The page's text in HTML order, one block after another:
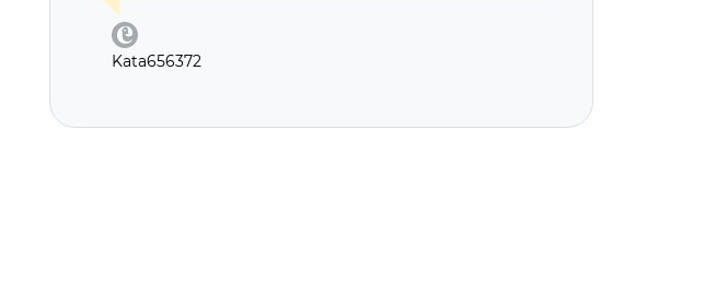
Kata656372